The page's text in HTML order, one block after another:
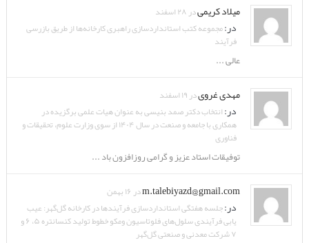
میلاد کریمیدر ۲۸ اسفند
در:مجموعه کتب استانداردسازی راهبری کارخانه‌ها از طریق بازرسی
فرآیند
عالی ...
مهدی غرویدر ۱۹ اسفند
در:انتخاب دکتر صمد بنیسی به عنوان هیات علمی برگزیده در
همکاری با جامعه و صنعت در سال ۱۴۰۴ از سوی وزارت علوم، تحقیقات و
فناوری
توفیقات استاد عزیز و گرامی روزافزون باد ...
m.talebiyazd@gmail.comدر ۱۶ بهمن
در:جلسه هفتگی استانداردسازی فرآیندها در کارخانه گل‌گهر: عیب
یابی فرآیندی سلول‌های فلوتاسیون ومکو خطوط تولید کنسانتره ۵، ۶ و
۷ شرکت معدنی و صنعتی گل‌گهر